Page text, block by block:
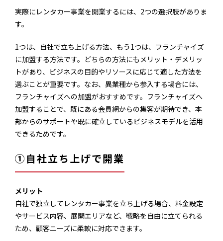
実際にレンタカー事業を開業するには、2つの選択肢がありま
す。
1つは、自社で立ち上げる方法、もう1つは、フランチャイズ
に加盟する方法です。どちらの方法にもメリット・デメリッ
トがあり、ビジネスの目的やリソースに応じて適した方法を
選ぶことが重要です。なお、異業種から参入する場合には、
フランチャイズへの加盟がおすすめです。フランチャイズへ
加盟することで、既にある会員網からの集客が期待でき、本
部からのサポートや既に確立しているビジネスモデルを活用
できるためです。
①自社立ち上げで開業
メリット
自社で独立してレンタカー事業を立ち上げる場合、料金設定
やサービス内容、展開エリアなど、戦略を自由に立てられる
ため、顧客ニーズに柔軟に対応できます。